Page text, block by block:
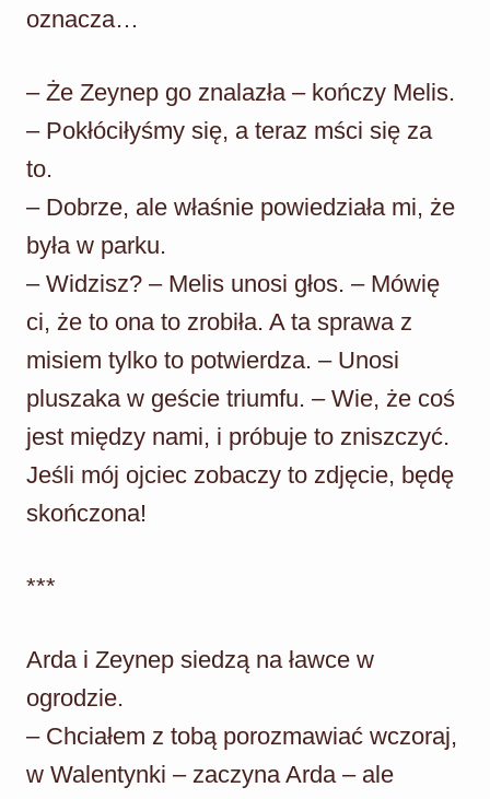
oznacza…
– Że Zeynep go znalazła – kończy Melis.
– Pokłóciłyśmy się, a teraz mści się za
to.
– Dobrze, ale właśnie powiedziała mi, że
była w parku.
– Widzisz? – Melis unosi głos. – Mówię
ci, że to ona to zrobiła. A ta sprawa z
misiem tylko to potwierdza. – Unosi
pluszaka w geście triumfu. – Wie, że coś
jest między nami, i próbuje to zniszczyć.
Jeśli mój ojciec zobaczy to zdjęcie, będę
skończona!
***
Arda i Zeynep siedzą na ławce w
ogrodzie.
– Chciałem z tobą porozmawiać wczoraj,
w Walentynki – zaczyna Arda – ale